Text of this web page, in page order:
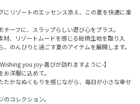
にリゾートのエッセンス添え、この夏を快適に楽
ーフに、スラップらしい遊び心をプラス。
材、リゾートムードを感じる総柄生地を取り入
のんびりと過ごす夏のアイテムを展開します。
Wishing you joy-喜びが訪れますように-】
洋服に込めて。
たかなぬくもりを感じながら、毎日が小さな幸せ
コレクション。